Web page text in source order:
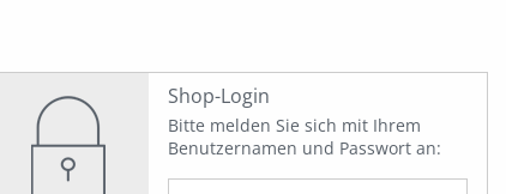
Shop-Login
Bitte melden Sie sich mit Ihrem
Benutzernamen und Passwort an: